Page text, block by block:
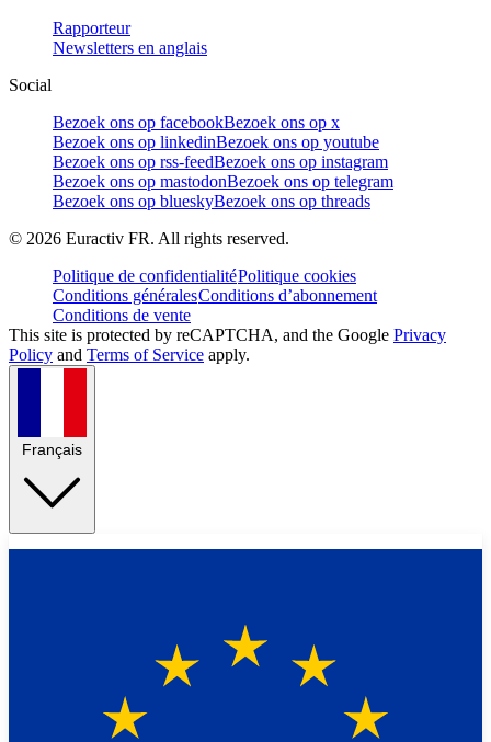
Rapporteur
Newsletters en anglais
Social
Bezoek ons op facebookBezoek ons op x
Bezoek ons op linkedinBezoek ons op youtube
Bezoek ons op rss-feedBezoek ons op instagram
Bezoek ons op mastodonBezoek ons op telegram
Bezoek ons op blueskyBezoek ons op threads
© 2026 Euractiv FR. All rights reserved.
Politique de confidentialitéPolitique cookies
Conditions généralesConditions d’abonnement
Conditions de vente
This site is protected by reCAPTCHA, and the Google Privacy
Policy and Terms of Service apply.
Français